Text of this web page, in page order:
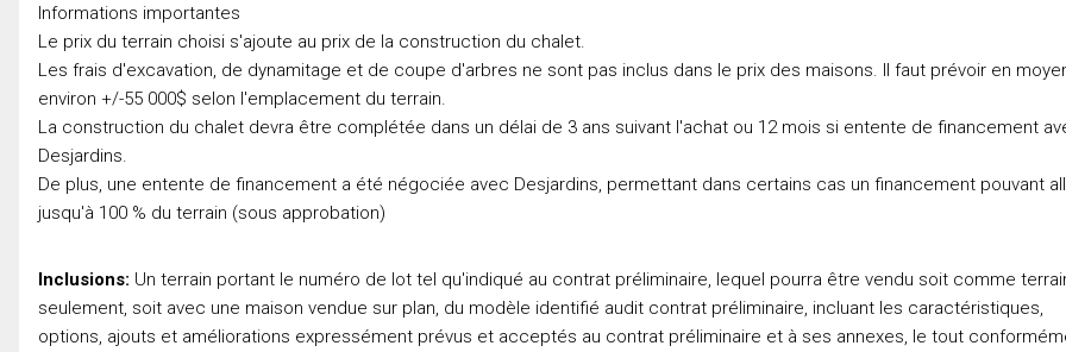
Informations importantes
Le prix du terrain choisi s'ajoute au prix de la construction du chalet.
Les frais d'excavation, de dynamitage et de coupe d'arbres ne sont pas inclus dans le prix des maisons. Il faut prévoir en
environ +/-55 000$ selon l'emplacement du terrain.
La construction du chalet devra être complétée dans un délai de 3 ans suivant l'achat ou 12 mois si entente de financement
Desjardins.
De plus, une entente de financement a été négociée avec Desjardins, permettant dans certains cas un financement pouvant
jusqu'à 100 % du terrain (sous approbation)
Inclusions: Un terrain portant le numéro de lot tel qu'indiqué au contrat préliminaire, lequel pourra être vendu soit comme
seulement, soit avec une maison vendue sur plan, du modèle identifié audit contrat préliminaire, incluant les caractéristiques,
options, ajouts et améliorations expressément prévus et acceptés au contrat préliminaire et à ses annexes, le tout